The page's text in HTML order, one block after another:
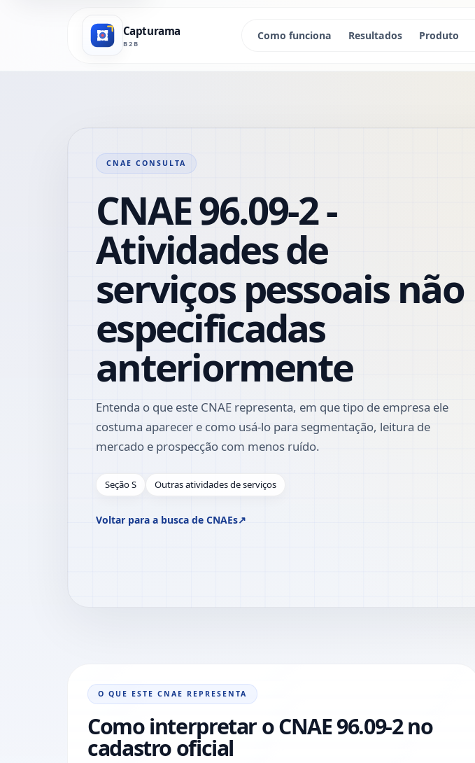
Capturama
B2B
Como funciona Resultados Produto
CNAE CONSULTA
CNAE 96.09-2 -
Atividades de
serviços pessoais não
especificadas
anteriormente
Entenda o que este CNAE representa, em que tipo de empresa ele
costuma aparecer e como usá-lo para segmentação, leitura de
mercado e prospecção com menos ruído.
Seção S Outras atividades de serviços
Voltar para a busca de CNAEs↗
O QUE ESTE CNAE REPRESENTA
Como interpretar o CNAE 96.09-2 no
cadastro oficial